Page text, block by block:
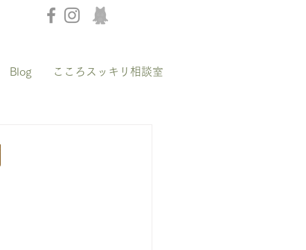
Blog こころスッキリ相談室